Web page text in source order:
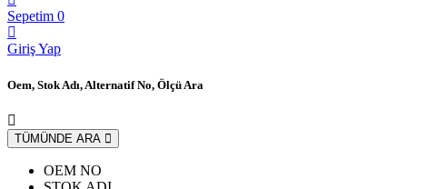
Sepetim 0
Giriş Yap
Oem, Stok Adı, Alternatif No, Ölçü Ara
TÜMÜNDE ARA
OEM NO